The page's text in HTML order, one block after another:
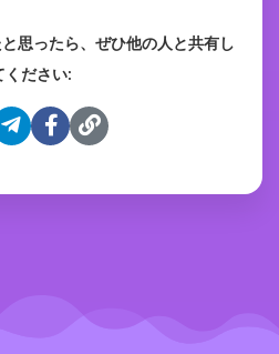
思ったら、ぜひ他の人と共有し
ください: